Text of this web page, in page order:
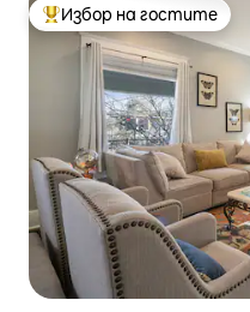
Най-популярен избор на
Избор на гостите